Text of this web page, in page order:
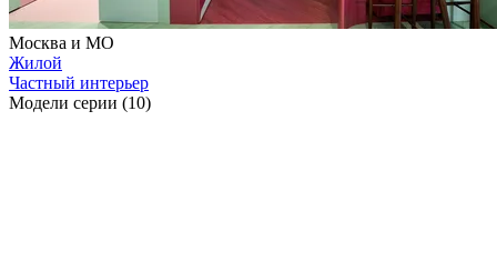
Москва и МО
Жилой
Частный интерьер
Модели серии (10)